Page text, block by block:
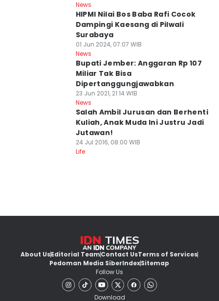
News
HIPMI Nilai Bos Baba Rafi Cocok
Dampingi Kaesang di Pilwali
Surabaya
01 Jun 2024, 07:07 WIB
News
Bupati Jember: Anggaran Rp 107
Miliar Tak Bisa
Dipertanggungjawabkan
23 Jun 2021, 21:14 WIB
News
Salah Ambil Jurusan dan Berhenti
Kuliah, Anak Muda Ini Justru Jadi
Jutawan!
24 Jul 2016, 08:00 WIB
Life
About UsEditorial TeamContact UsTerms of Services
Pedoman Media SiberIndexSitemap
Follow Us
Download